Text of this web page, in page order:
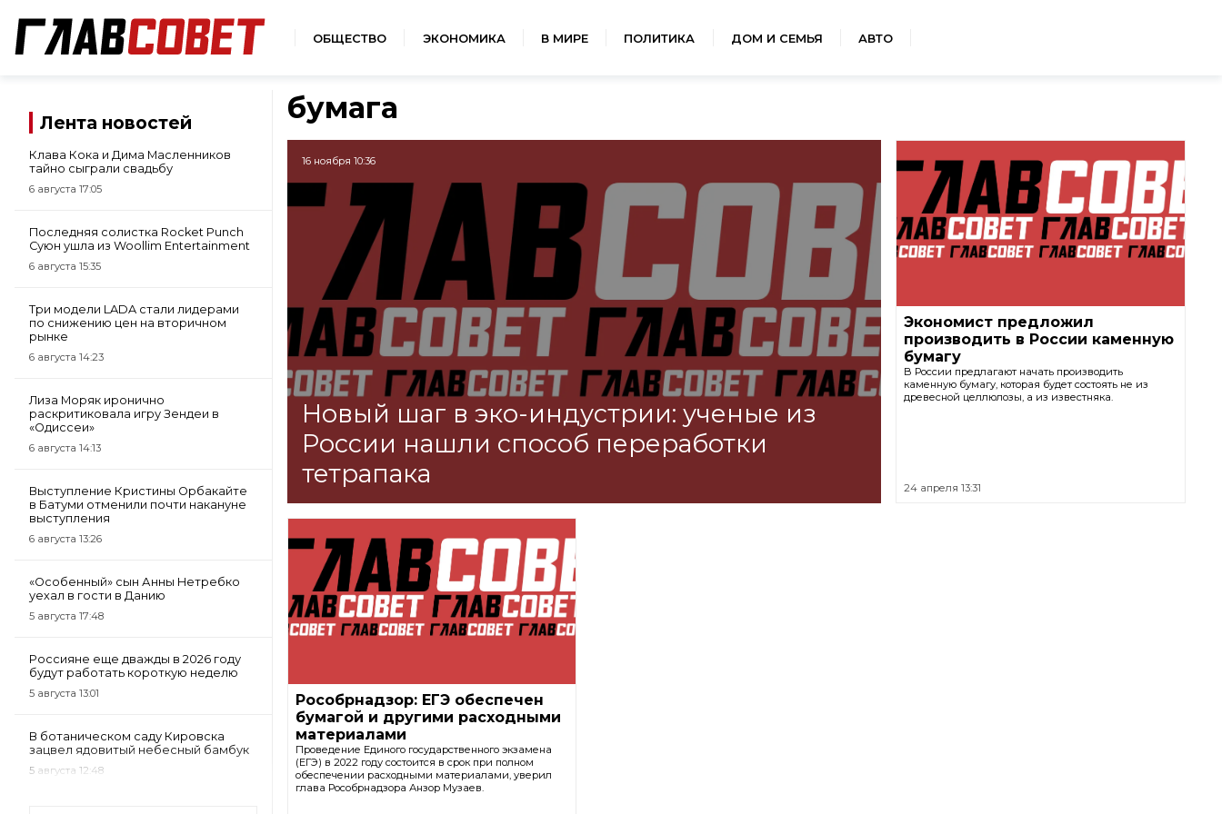
ОБЩЕСТВО ЭКОНОМИКА В МИРЕ ПОЛИТИКА ДОМ И СЕМЬЯ АВТО
Лента новостей
Клава Кока и Дима Масленников
тайно сыграли свадьбу
6 августа 17:05
Последняя солистка Rocket Punch
Суюн ушла из Woollim Entertainment
6 августа 15:35
Три модели LADA стали лидерами
по снижению цен на вторичном
рынке
6 августа 14:23
Лиза Моряк иронично
раскритиковала игру Зендеи в
«Одиссеи»
6 августа 14:13
Выступление Кристины Орбакайте
в Батуми отменили почти накануне
выступления
6 августа 13:26
«Особенный» сын Анны Нетребко
уехал в гости в Данию
5 августа 17:48
Россияне еще дважды в 2026 году
будут работать короткую неделю
5 августа 13:01
В ботаническом саду Кировска
зацвел ядовитый небесный бамбук
5 августа 12:48
бумага
16 ноября 10:36
Новый шаг в эко-индустрии: ученые из
России нашли способ переработки
тетрапака
Экономист предложил
производить в России каменную
бумагу
В России предлагают начать производить
каменную бумагу, которая будет состоять не из
древесной целлюлозы, а из известняка.
24 апреля 13:31
Рособрнадзор: ЕГЭ обеспечен
бумагой и другими расходными
материалами
Проведение Единого государственного экзамена
(ЕГЭ) в 2022 году состоится в срок при полном
обеспечении расходными материалами, уверил
глава Рособрнадзора Анзор Музаев.